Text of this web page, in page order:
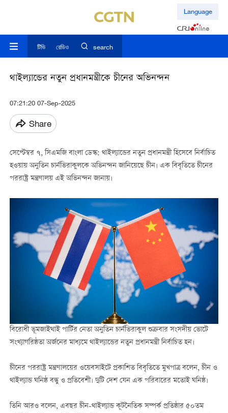
Language
টিভি রেডিও search
থাইল্যান্ডের নতুন প্রধানমন্ত্রীকে চীনের অভিনন্দন
07:21:20 07-Sep-2025
Share
সেপ্টেম্বর ৭, সিএমজি বাংলা ডেস্ক: থাইল্যান্ডের নতুন প্রধানমন্ত্রী হিসেবে নির্বাচিত
হওয়ায় অনুতিন চার্নভিরাকুলকে অভিনন্দন জানিয়েছে চীন। এক বিবৃতিতে চীনের
পররাষ্ট্র মন্ত্রণালয় এই অভিনন্দন জানায়।
বিরোধী ভূমজাইথাই পার্টির নেতা অনুতিন চার্নভিরাকুল শুক্রবার সংসদীয় ভোটে
সংখ্যাগরিষ্ঠতা অর্জনের মাধ্যমে থাইল্যান্ডের নতুন প্রধানমন্ত্রী নির্বাচিত হন।
চীনের পররাষ্ট্র মন্ত্রণালয়ের ওয়েবসাইটে প্রকাশিত বিবৃতিতে মুখপাত্র বলেন, চীন ও
থাইল্যান্ড ঘনিষ্ঠ বন্ধু ও প্রতিবেশী। দুটি দেশ যেন এক পরিবারের মতোই ঘনিষ্ঠ।
তিনি আরও বলেন, এবছর চীন-থাইল্যান্ড কূটনৈতিক সম্পর্ক প্রতিষ্ঠার ৫০তম